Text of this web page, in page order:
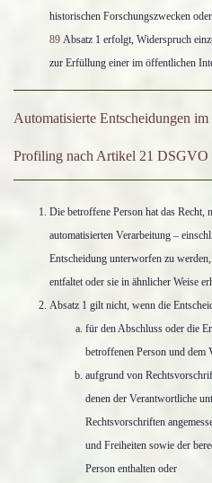
historischen Forschungszwecken
89 Absatz 1 erfolgt, Widerspruch
zur Erfüllung einer im öffentlichen
Automatisierte Entscheidungen
Profiling nach Artikel 21 DSGVO
Die betroffene Person hat das Recht,
automatisierten Verarbeitung –
Entscheidung unterworfen zu
entfaltet oder sie in ähnlicher Weise
Absatz 1 gilt nicht, wenn die
für den Abschluss oder die
betroffenen Person und
aufgrund von
denen der Verantwortliche
Rechtsvorschriften
und Freiheiten sowie der
Person enthalten oder